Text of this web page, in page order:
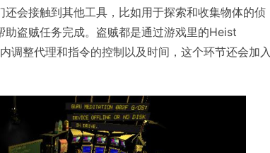
会接触到其他工具，比如用于探索和收集物体的侦
盗贼任务完成。盗贼都是通过游戏里的Heist
调整代理和指令的控制以及时间，这个环节还会加入